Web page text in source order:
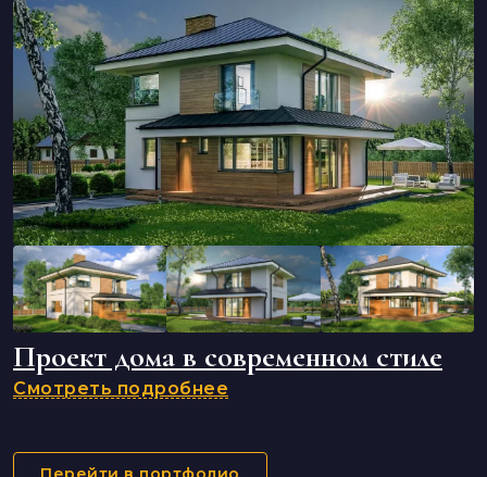
Проект дома в современном стиле
Смотреть подробнее